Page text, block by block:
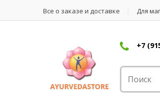
Все о заказе и доставке Для
+7